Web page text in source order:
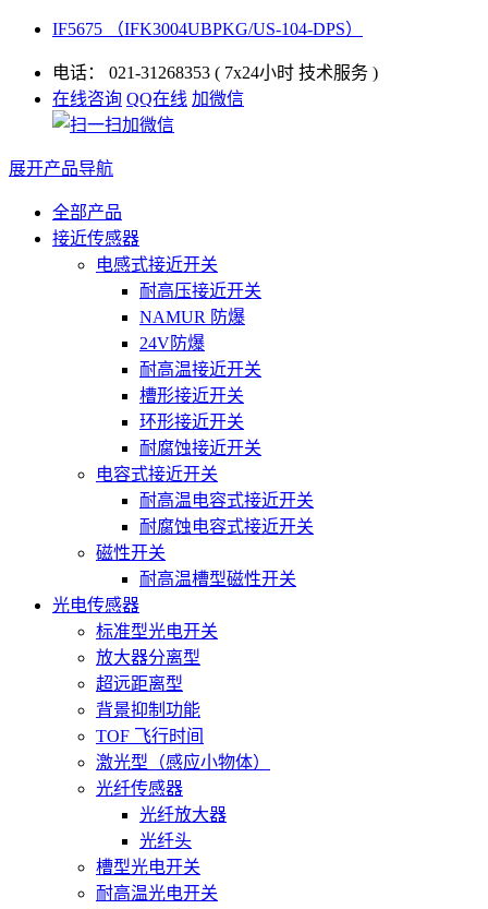
IF5675 （IFK3004UBPKG/US-104-DPS）
电话： 021-31268353 ( 7x24小时 技术服务 )
在线咨询 QQ在线 加微信
展开产品导航
全部产品
接近传感器
电感式接近开关
耐高压接近开关
NAMUR 防爆
24V防爆
耐高温接近开关
槽形接近开关
环形接近开关
耐腐蚀接近开关
电容式接近开关
耐高温电容式接近开关
耐腐蚀电容式接近开关
磁性开关
耐高温槽型磁性开关
光电传感器
标准型光电开关
放大器分离型
超远距离型
背景抑制功能
TOF 飞行时间
激光型（感应小物体）
光纤传感器
光纤放大器
光纤头
槽型光电开关
耐高温光电开关